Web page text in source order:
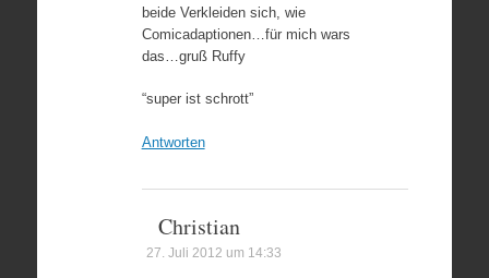
beide Verkleiden sich, wie
Comicadaptionen…für mich wars
das…gruß Ruffy
“super ist schrott”
Antworten
Christian
27. Juli 2012 um 14:33